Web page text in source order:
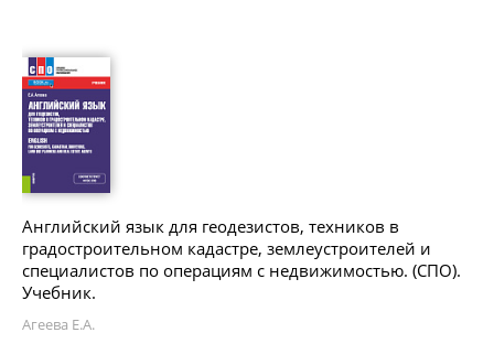
Английский язык для геодезистов, техников в
градостроительном кадастре, землеустроителей и
специалистов по операциям с недвижимостью. (СПО).
Учебник.
Агеева Е.А.